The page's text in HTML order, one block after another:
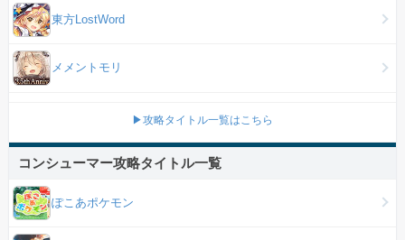
東方LostWord
メメントモリ
▶攻略タイトル一覧はこちら
コンシューマー攻略タイトル一覧
ぽこあポケモン